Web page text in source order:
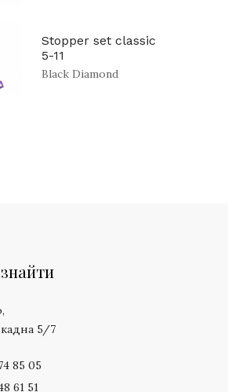
Stopper set classic
5-11
Black Diamond
5/7
85 05
61 51